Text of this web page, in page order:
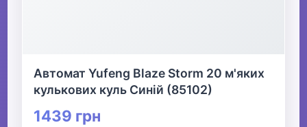
Автомат Yufeng Blaze Storm 20 м'яких
кулькових куль Синій (85102)
1439 грн